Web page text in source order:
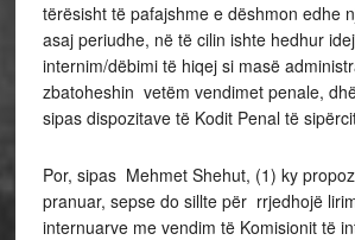
tërësisht të pafajshme e dëshmon edhe
asaj periudhe, në të cilin ishte hedhur
internim/dëbimi të hiqej si masë
zbatoheshin vetëm vendimet penale,
sipas dispozitave të Kodit Penal të
Por, sipas Mehmet Shehut, (1) ky
pranuar, sepse do sillte për rrjedhojë
internuarve me vendim të Komisionit të